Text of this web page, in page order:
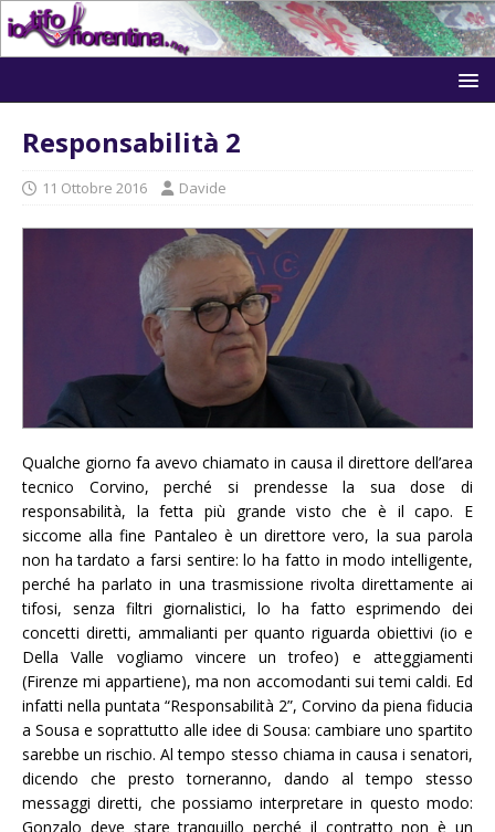
Responsabilità 2
11 Ottobre 2016 Davide
Qualche giorno fa avevo chiamato in causa il direttore dell’area
tecnico Corvino, perché si prendesse la sua dose di
responsabilità, la fetta più grande visto che è il capo. E
siccome alla fine Pantaleo è un direttore vero, la sua parola
non ha tardato a farsi sentire: lo ha fatto in modo intelligente,
perché ha parlato in una trasmissione rivolta direttamente ai
tifosi, senza filtri giornalistici, lo ha fatto esprimendo dei
concetti diretti, ammalianti per quanto riguarda obiettivi (io e
Della Valle vogliamo vincere un trofeo) e atteggiamenti
(Firenze mi appartiene), ma non accomodanti sui temi caldi. Ed
infatti nella puntata “Responsabilità 2”, Corvino da piena fiducia
a Sousa e soprattutto alle idee di Sousa: cambiare uno spartito
sarebbe un rischio. Al tempo stesso chiama in causa i senatori,
dicendo che presto torneranno, dando al tempo stesso
messaggi diretti, che possiamo interpretare in questo modo:
Gonzalo deve stare tranquillo perché il contratto non è un